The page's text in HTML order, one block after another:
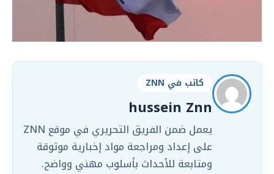
كاتب في ZNN
hussein Znn
يعمل ضمن الفريق التحريري في موقع ZNN
على إعداد ومراجعة مواد إخبارية موثوقة
ومتابعة للأحداث بأسلوب مهني وواضح.